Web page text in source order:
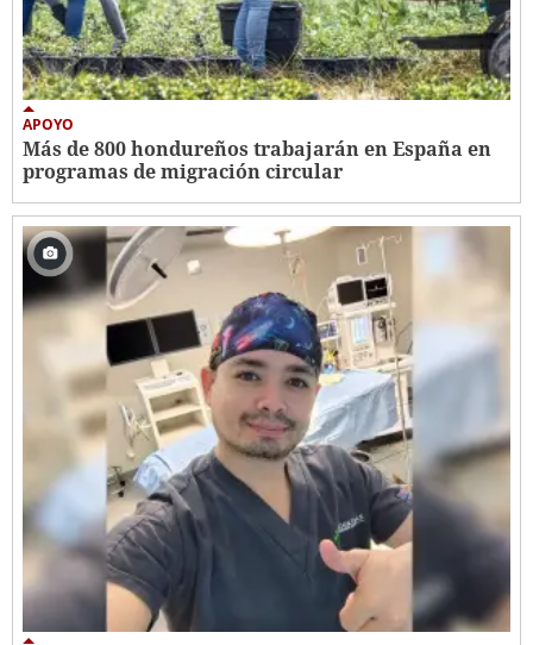
APOYO
Más de 800 hondureños trabajarán en España en
programas de migración circular